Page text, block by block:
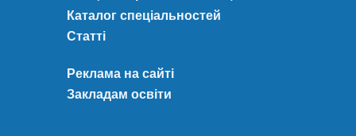
Каталог спеціальностей
Статті
Реклама на сайті
Закладам освіти